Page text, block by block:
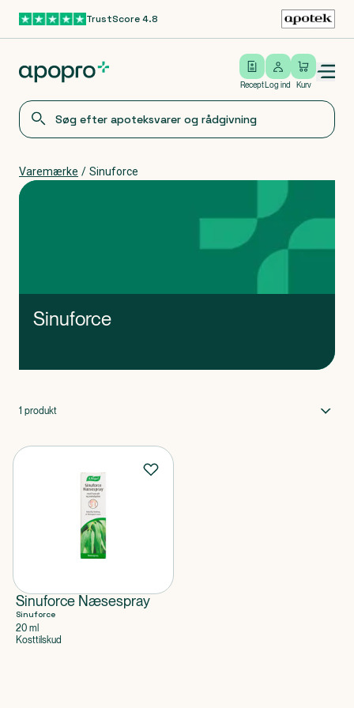
Gå til hovedindholdTrustScore 4.8
Recept
Log ind
Log ind Kurv
Open/close menu
Varemærke / Sinuforce
Sinuforce
1 produkt
Sinuforce Næsespray
Sinuforce
20 ml
Kosttilskud